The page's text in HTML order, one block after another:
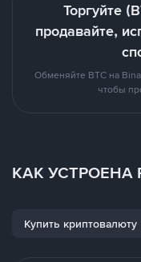
Торгуйте
продавайте,
Обменяйте BTC на
чтобы
КАК УСТРОЕНА
Купить криптовалюту